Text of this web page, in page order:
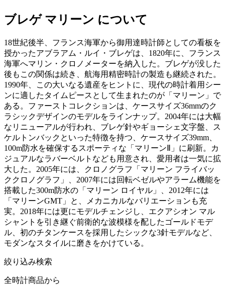
ブレゲ マリーン について
18世紀後半、フランス海軍から御用達時計師としての看板を
授かったアブラアム・ルイ・ブレゲは、1820年に、フランス
海軍へマリン・クロノメーターを納入した。ブレゲが没した
後もこの関係は続き、航海用精密時計の製造も継続された。
1990年、この大いなる遺産をヒントに、現代の時計着用シー
ンに適したタイムピースとして生まれたのが「マリーン」で
ある。ファーストコレクションは、ケースサイズ36mmのク
ラシックデザインのモデルをラインナップ。2004年には大幅
なリニューアルが行われ、ブレゲ針やギョーシェ文字盤、ス
ケルトンバックといった特徴を持つ、ケースサイズ39mm、
100m防水を確保するスポーティな「マリーンⅡ」に刷新。カ
ジュアルなラバーベルトなども用意され、愛用者は一気に拡
大した。2005年には、クロノグラフ「マリーン フライバッ
ククロノグラフ」、2007年には回転ベゼルやアラーム機能を
搭載した300m防水の「マリーン ロイヤル」、2012年には
「マリーンGMT」と、メカニカルなバリエーションも充
実。2018年には更にモデルチェンジし、エクアシオン マル
シャントを引き継ぐ前衛的な波模様を配したゴールドモデ
ル、初のチタンケースを採用したシックな3針モデルなど、
モダンなスタイルに磨きをかけている。
絞り込み検索
全時計商品から